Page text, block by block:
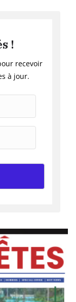
!
recevoir
à jour.